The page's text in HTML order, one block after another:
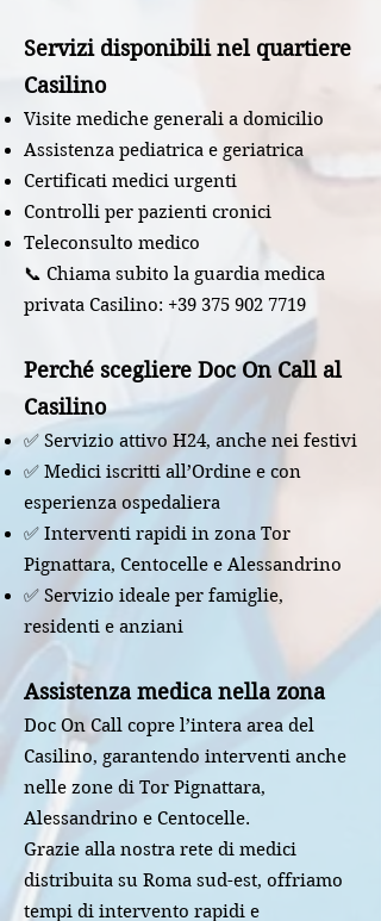
Servizi disponibili nel quartiere
Casilino
Visite mediche generali a domicilio
Assistenza pediatrica e geriatrica
Certificati medici urgenti
Controlli per pazienti cronici
Teleconsulto medico
📞 Chiama subito la guardia medica
privata Casilino: +39 375 902 7719
Perché scegliere Doc On Call al
Casilino
✅ Servizio attivo H24, anche nei festivi
✅ Medici iscritti all’Ordine e con
esperienza ospedaliera
✅ Interventi rapidi in zona Tor
Pignattara, Centocelle e Alessandrino
✅ Servizio ideale per famiglie,
residenti e anziani
Assistenza medica nella zona
Doc On Call copre l’intera area del
Casilino, garantendo interventi anche
nelle zone di Tor Pignattara,
Alessandrino e Centocelle.
Grazie alla nostra rete di medici
distribuita su Roma sud-est, offriamo
tempi di intervento rapidi e